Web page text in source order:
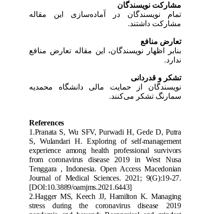
مشارکت نویسندگان
تمام نویسندگان در آماده‌سازی این مقاله
مشارکت داشتند.
تعارض منافع
بنابر اظهار نویسندگان، این مقاله تعارض منافع
ندارد.
تشکر و قدردانی
نویسندگان از حمایت مالی دانشگاه محمدیه
سمارنگ تشکر می‌کنند.
References
1.Pranata S, Wu SFV, Purwadi H, Gede D, Putra
S, Wulandari H. Exploring of self-management
experience among health professional survivors
from coronavirus disease 2019 in West Nusa
Tenggara , Indonesia. Open Access Macedonian
Journal of Medical Sciences. 2021; 9(G):19-27.
[DOI:10.3889/oamjms.2021.6443]
2.Hagger MS, Keech JJ, Hamilton K. Managing
stress during the coronavirus disease 2019